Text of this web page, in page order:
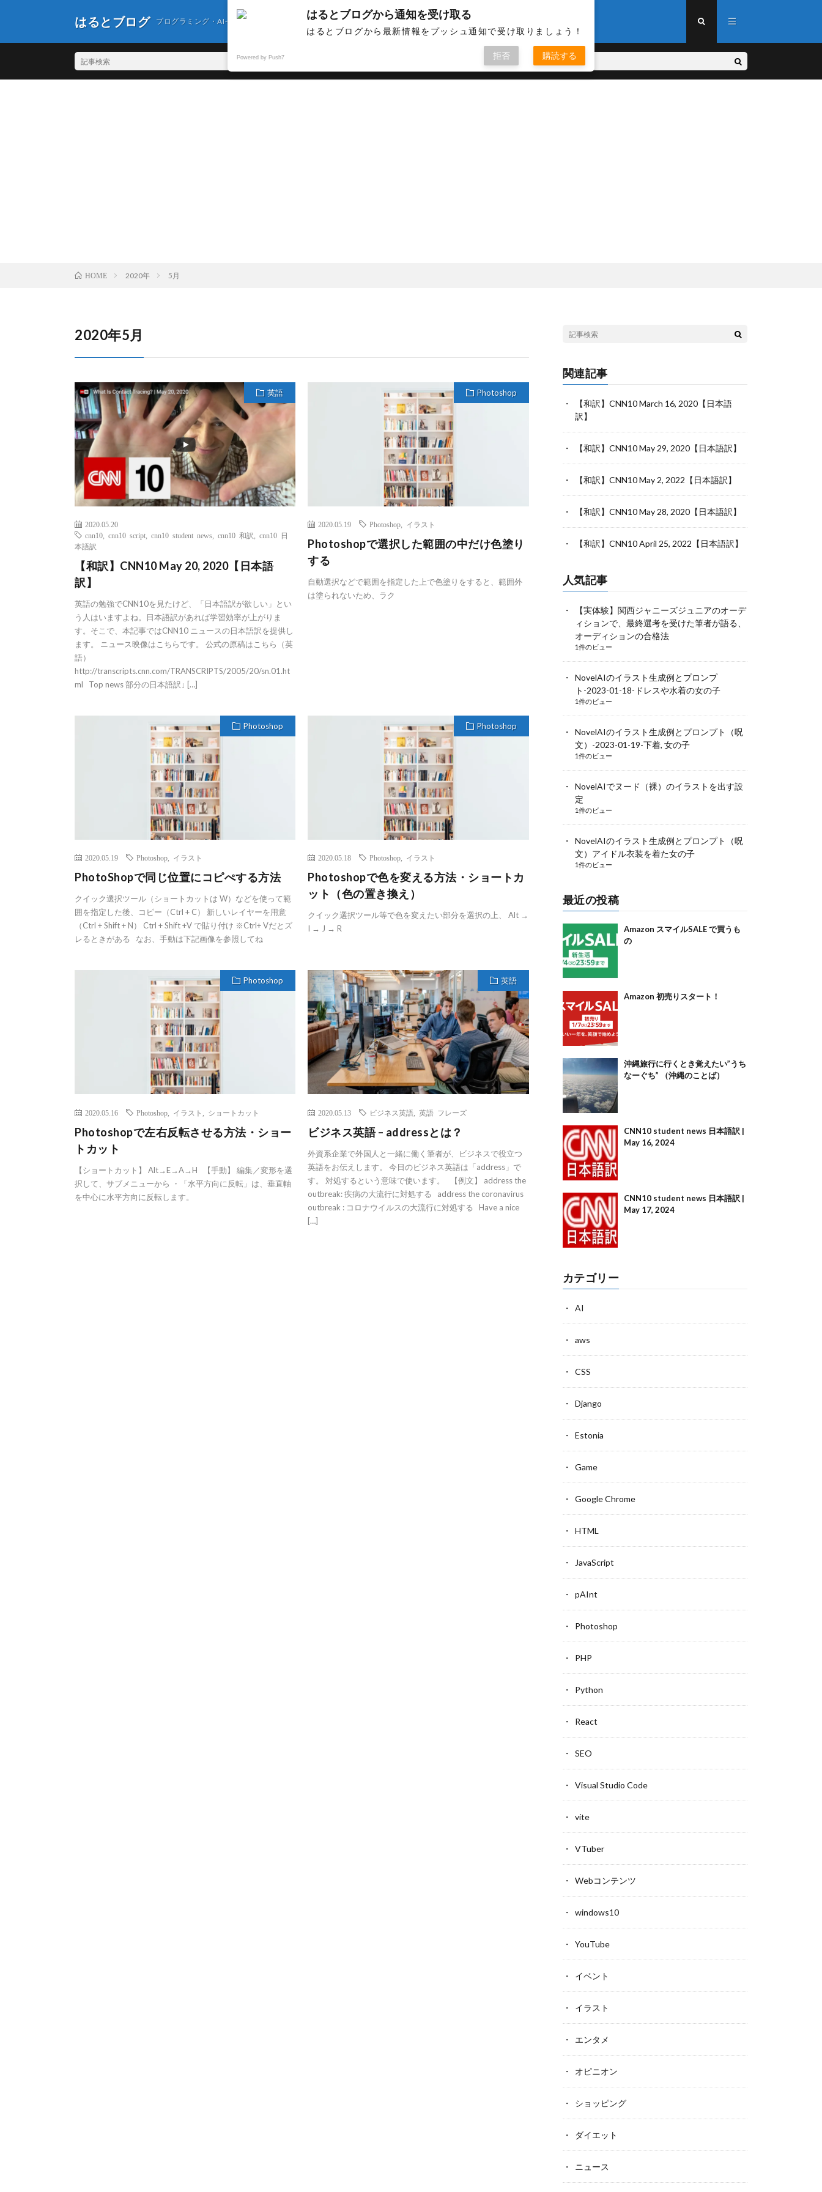
はるとブログ プログラミング・AIイラスト・英語などについて情報発信しています
HOME 2020年 5月
2020年5月
英語
2020.05.20
cnn10
cnn10 script cnn10 student news cnn10 和訳
cnn10 日
本語訳
【和訳】CNN10 May 20, 2020【日本語
訳】
英語の勉強でCNN10を見たけど、「日本語訳が欲しい」とい
う人はいますよね。日本語訳があれば学習効率が上がりま
す。そこで、本記事ではCNN10 ニュースの日本語訳を提供し
ます。 ニュース映像はこちらです。 公式の原稿はこちら（英
語）
http://transcripts.cnn.com/TRANSCRIPTS/2005/20/sn.01.ht
ml Top news 部分の日本語訳↓ […]
Photoshop
2020.05.19 Photoshop イラスト
Photoshopで選択した範囲の中だけ色塗り
する
自動選択などで範囲を指定した上で色塗りをすると、範囲外
は塗られないため、ラク
Photoshop
2020.05.19 Photoshop イラスト
PhotoShopで同じ位置にコピぺする方法
クイック選択ツール（ショートカットは W）などを使って範
囲を指定した後、コピー（Ctrl + C） 新しいレイヤーを用意
（Ctrl + Shift + N） Ctrl + Shift +V で貼り付け ※Ctrl+ Vだとズ
レるときがある なお、手動は下記画像を参照してね
Photoshop
2020.05.18 Photoshop イラスト
Photoshopで色を変える方法・ショートカ
ット（色の置き換え）
クイック選択ツール等で色を変えたい部分を選択の上、 Alt →
I → J → R
Photoshop
2020.05.16 Photoshop イラスト ショートカット
Photoshopで左右反転させる方法・ショー
トカット
【ショートカット】 Alt→E→A→H 【手動】 編集／変形を選
択して、サブメニューから ・「水平方向に反転」は、垂直軸
を中心に水平方向に反転します。
英語
2020.05.13 ビジネス英語 ,英語 フレーズ
ビジネス英語 – addressとは？
外資系企業で外国人と一緒に働く筆者が、ビジネスで役立つ
英語をお伝えします。 今日のビジネス英語は「address」で
す。 対処するという意味で使います。 【例文】 address the
outbreak: 疾病の大流行に対処する address the coronavirus
outbreak : コロナウイルスの大流行に対処する Have a nice
[…]
関連記事
【和訳】CNN10 March 16, 2020【日本語
訳】
【和訳】CNN10 May 29, 2020【日本語訳】
【和訳】CNN10 May 2, 2022【日本語訳】
【和訳】CNN10 May 28, 2020【日本語訳】
【和訳】CNN10 April 25, 2022【日本語訳】
人気記事
【実体験】関西ジャニーズジュニアのオーデ
ィションで、最終選考を受けた筆者が語る、
オーディションの合格法
1件のビュー
NovelAIのイラスト生成例とプロンプ
ト-2023-01-18-ドレスや水着の女の子
1件のビュー
NovelAIのイラスト生成例とプロンプト（呪
文）-2023-01-19-下着, 女の子
1件のビュー
NovelAIでヌード（裸）のイラストを出す設
定
1件のビュー
NovelAIのイラスト生成例とプロンプト（呪
文）アイドル衣装を着た女の子
1件のビュー
最近の投稿
Amazon スマイルSALE で買うも
の
Amazon 初売りスタート！
沖縄旅行に行くとき覚えたい”うち
なーぐち” （沖縄のことば）
CNN10 student news 日本語訳 |
May 16, 2024
CNN10 student news 日本語訳 |
May 17, 2024
カテゴリー
AI
aws
CSS
Django
Estonia
Game
Google Chrome
HTML
JavaScript
pAInt
Photoshop
PHP
Python
React
SEO
Visual Studio Code
vite
VTuber
Webコンテンツ
windows10
YouTube
イベント
イラスト
エンタメ
オピニオン
ショッピング
ダイエット
ニュース
はるとブログから通知を受け取る
はるとブログから最新情報をプッシュ通知で受け取りましょう！
Powered by Push7 拒否 購読する